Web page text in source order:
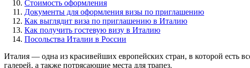
Стоимость оформления
Документы для оформления визы по приглашению
Как выглядит виза по приглашению в Италию
Как получить гостевую визу в Италию
Посольства Италии в России
Италия — одна из красивейших европейских стран, в которой есть
галерей, а также потрясающие места для трапез.